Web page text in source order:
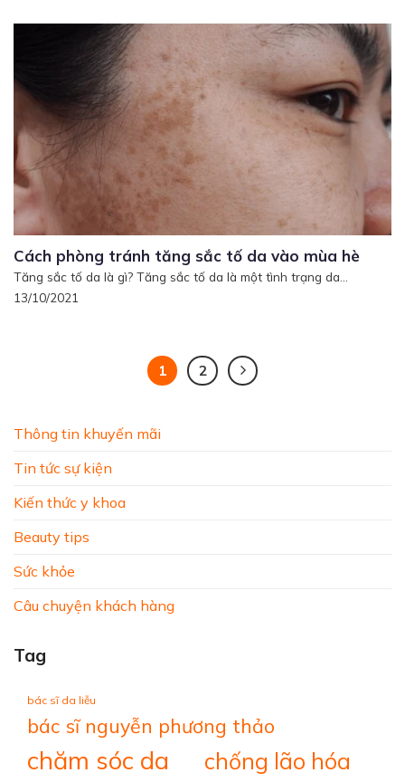
Thông tin khuyến mãi
Tin tức sự kiện
Kiến thức y khoa
Beauty tips
Sức khỏe
Câu chuyện khách hàng
Tag
bác sĩ da liễu
bác sĩ nguyễn phương thảo
chăm sóc da chống lão hóa
Cách phòng tránh tăng sắc tố da vào mùa hè
Tăng sắc tố da là gì? Tăng sắc tố da là một tình trạng da...
13/10/2021
1 2